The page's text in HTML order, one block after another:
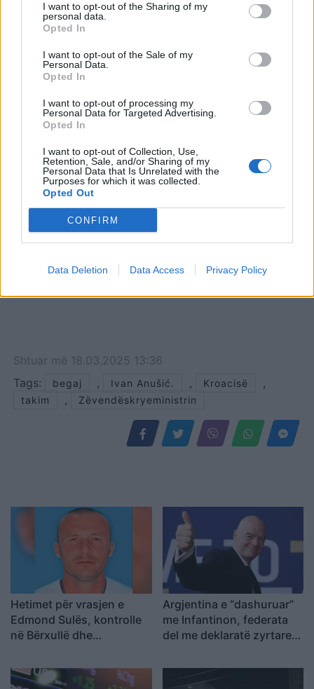
I want to opt-out of the Sharing of my
personal data.
Opted In
I want to opt-out of the Sale of my
Personal Data.
Opted In
I want to opt-out of processing my
Personal Data for Targeted Advertising.
Opted In
I want to opt-out of Collection, Use,
Retention, Sale, and/or Sharing of my
Personal Data that Is Unrelated with the
Purposes for which it was collected.
Opted Out
CONFIRM
Data Deletion Data Access Privacy Policy
Peleshin pas samitit
informal të NATO-s në
gatshme për organizime
të tilla në Tiranë
Shtuar më 18.03.2025 13:36
Tags:
begaj , Ivan Anušić. , Kroacisë ,
takim , Zëvendëskryeministrin
Hetimet për vrasjen e
Edmond Sulës, kontrolle
në Bërxullë dhe
t’u marrë në pyetje
Argjentina e “dashuruar”
me Infantinon, federata
del me deklaratë zyrtare: